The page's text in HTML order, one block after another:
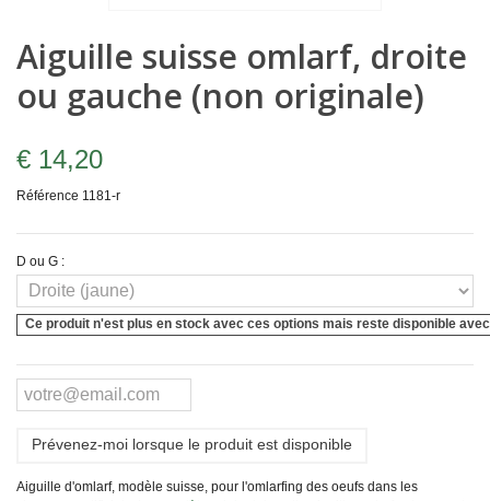
Aiguille suisse omlarf, droite
ou gauche (non originale)
€ 14,20
Référence 1181-r
D ou G :
Ce produit n'est plus en stock avec ces options mais reste disponible
Prévenez-moi lorsque le produit est disponible
Aiguille d'omlarf, modèle suisse, pour l'omlarfing des oeufs dans les